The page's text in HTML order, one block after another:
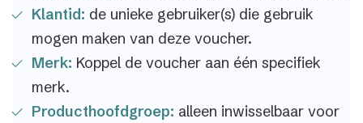
Klantid: de unieke gebruiker(s) die gebruik
mogen maken van deze voucher.
Merk: Koppel de voucher aan één specifiek
merk.
Producthoofdgroep: alleen inwisselbaar voor